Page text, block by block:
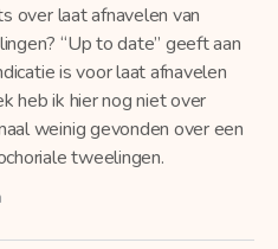
over laat afnavelen van
“Up to date” geeft aan
is voor laat afnavelen
heb ik hier nog niet over
weinig gevonden over een
tweelingen.